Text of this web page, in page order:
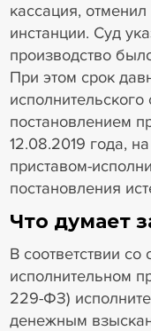
кассация,
инстанции. Суд
производство
При этом срок
постановлением
12.08.2019 года,
приставом-
постановления
Что думает
В соответствии со
исполнительном
229-ФЗ)
денежным